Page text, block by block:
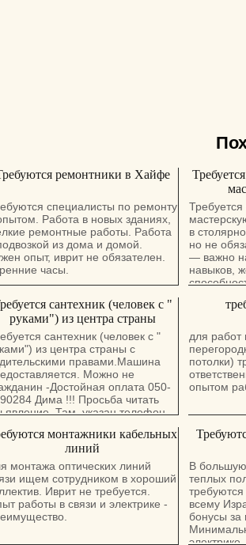
ремонтники в Хайфе
специалисты по ремонту
Работа в новых зданиях,
ремонтные работы. Работа
из дома и домой.
опыт, иврит не обязателен.
часы.
Требуется
в
но не
— важно
навыков,
сантехник (человек с "
руками") из центра страны
сантехник (человек с "
из центра страны с
правами.Машина
Можно не
-Достойная оплата 050-
Дима !!! Просьба читать
Там. указан телефон
для работ
потолки)
опытом
монтажники кабельных
линий
монтажа оптических линий
ищем сотрудником в хороший
Иврит не требуется.
работы в связи и электрике -
В
теплых
всему
бонусы за